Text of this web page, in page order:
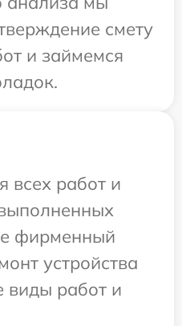
смету
и займемся
всех работ и
фирменный
устройства
виды работ и